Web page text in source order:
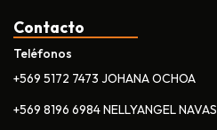
Contacto
Teléfonos
+569 5172 7473 JOHANA OCHOA
+569 8196 6984 NELLYANGEL NAVAS